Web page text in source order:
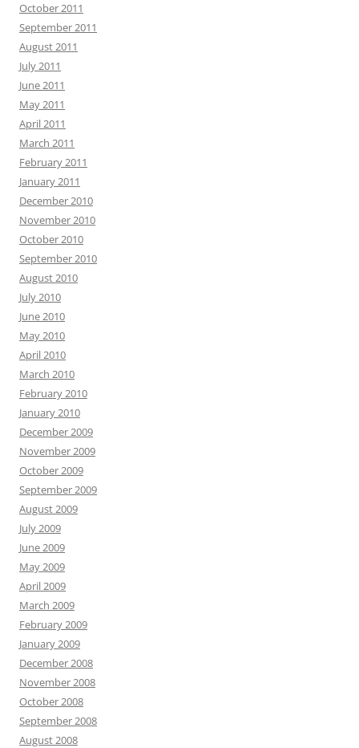
October 2011
September 2011
August 2011
July 2011
June 2011
May 2011
April 2011
March 2011
February 2011
January 2011
December 2010
November 2010
October 2010
September 2010
August 2010
July 2010
June 2010
May 2010
April 2010
March 2010
February 2010
January 2010
December 2009
November 2009
October 2009
September 2009
August 2009
July 2009
June 2009
May 2009
April 2009
March 2009
February 2009
January 2009
December 2008
November 2008
October 2008
September 2008
August 2008